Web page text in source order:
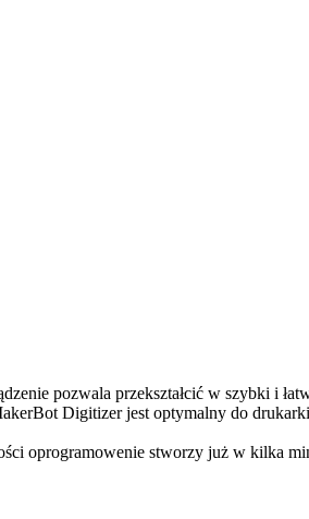
pozwala przekształcić w szybki i
Digitizer jest optymalny do
oprogramowenie stworzy już w kilka